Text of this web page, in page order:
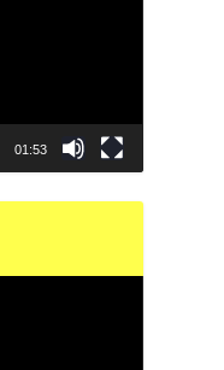
01:53